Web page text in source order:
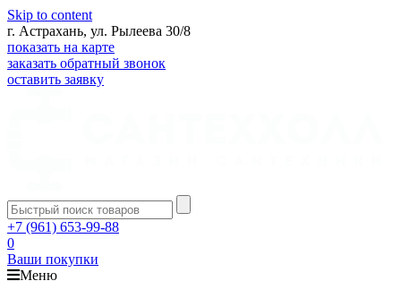
Skip to content
г. Астрахань, ул. Рылеева 30/8
показать на карте
заказать обратный звонок
оставить заявку
+7 (961) 653-99-88
0
Ваши покупки
Меню